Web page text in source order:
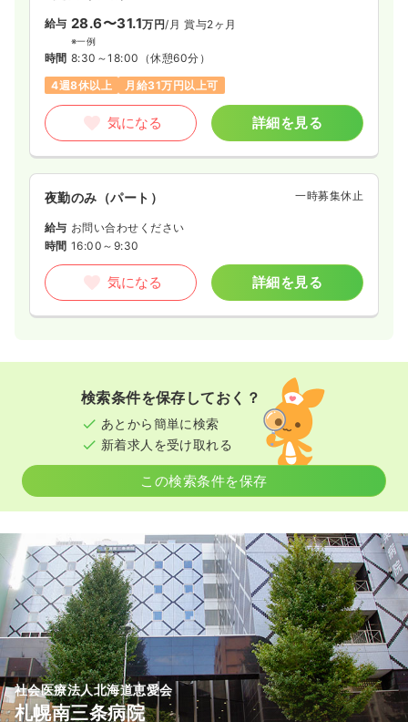
気になる
日勤のみ（パート）
給与 時給 1,500円
日祝休み
オンコールあり
ブランク可
時給1,500円以上可
気になる
給与 28.6〜31.1万円/月 賞与2ヶ月
※一例
時間 8:30～18:00 （休憩60分）
4週8休以上
月給31万円以上可
気になる 詳細を見る
夜勤のみ（パート） 一時募集休止
給与 お問い合わせください
時間 16:00～9:30
気になる 詳細を見る
検索条件を保存しておく？
あとから簡単に検索
新着求人を受け取れる
この検索条件を保存
社会医療法人北海道恵愛会
札幌南三条病院